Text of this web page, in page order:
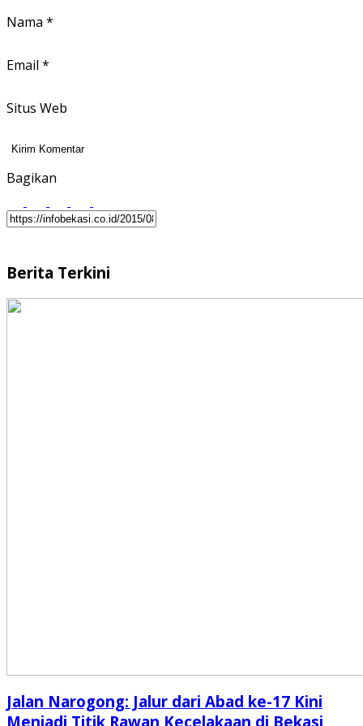
Nama *
Email *
Situs Web
Bagikan
Berita Terkini
Jalan Narogong: Jalur dari Abad ke-17 Kini
Menjadi Titik Rawan Kecelakaan di Bekasi